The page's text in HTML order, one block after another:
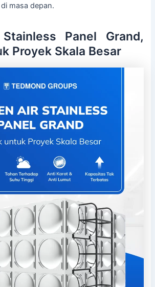
masa depan.
Panel Grand,
Proyek Skala Besar